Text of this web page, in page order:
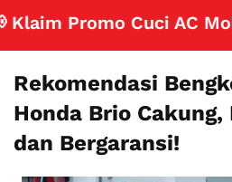
Promo Cuci AC Mobil
Rekomendasi
Honda Brio Cakung,
dan Bergaransi!